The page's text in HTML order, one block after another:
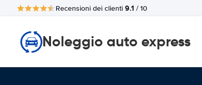
Recensioni dei clienti 9.1 / 10
Noleggio auto express